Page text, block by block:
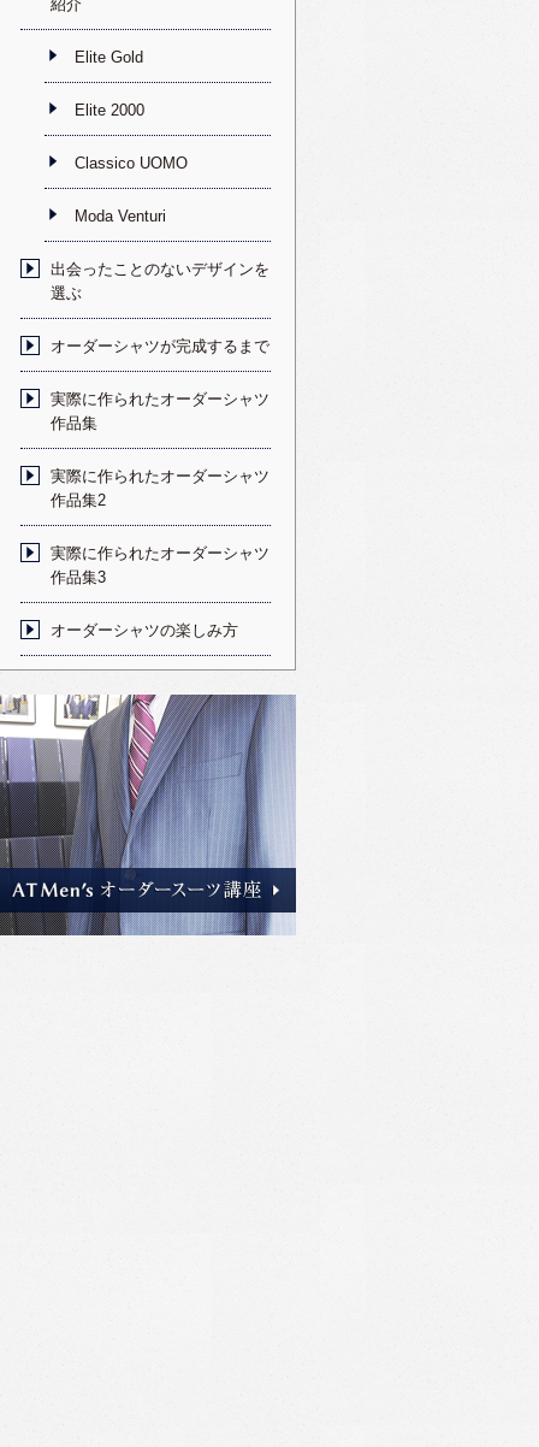
紹介
Elite Gold
Elite 2000
Classico UOMO
Moda Venturi
出会ったことのないデザインを
選ぶ
オーダーシャツが完成するまで
実際に作られたオーダーシャツ
作品集
実際に作られたオーダーシャツ
作品集2
実際に作られたオーダーシャツ
作品集3
オーダーシャツの楽しみ方